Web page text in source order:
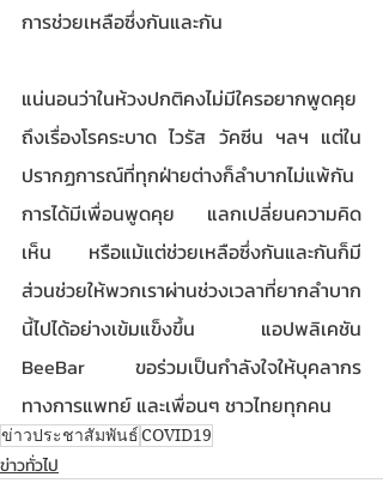
การช่วยเหลือซึ่งกันและกัน
แน่นอนว่าในห้วงปกติคงไม่มีใครอยากพูดคุย
ถึงเรื่องโรคระบาด ไวรัส วัคซีน​ ฯลฯ แต่ใน
ปรากฏการณ์ที่ทุกฝ่ายต่างก็ลำบากไม่แพ้กัน
การได้มีเพื่อนพูดคุย แลกเปลี่ยนความคิด
เห็น หรือแม้แต่ช่วยเหลือซึ่งกันและกันก็มี
ส่วนช่วยให้พวกเราผ่านช่วงเวลาที่ยากลำบาก
นี้ไปได้อย่างเข้มแข็งขึ้น แอปพลิเคชัน
BeeBar ขอร่วมเป็นกำลังใจให้บุคลากร
ทางการแพทย์ และเพื่อนๆ ชาวไทยทุกคน
ข่าวประชาสัมพันธ์COVID19
ข่าวทั่วไป